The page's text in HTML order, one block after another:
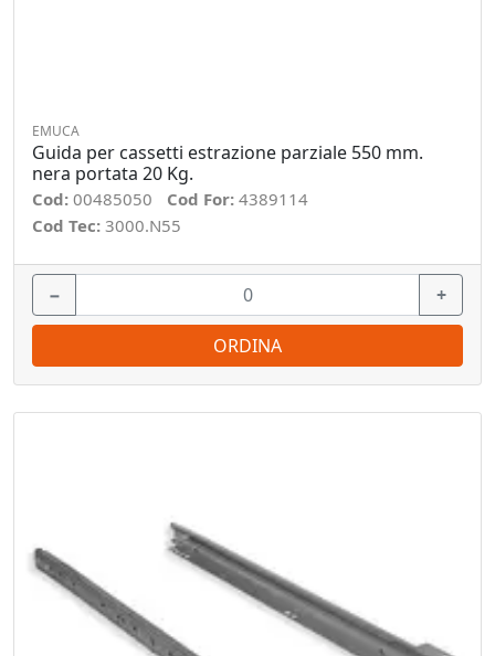
EMUCA
Guida per cassetti estrazione parziale 550 mm.
nera portata 20 Kg.
Cod: 00485050 Cod For: 4389114
Cod Tec: 3000.N55
− +
ORDINA